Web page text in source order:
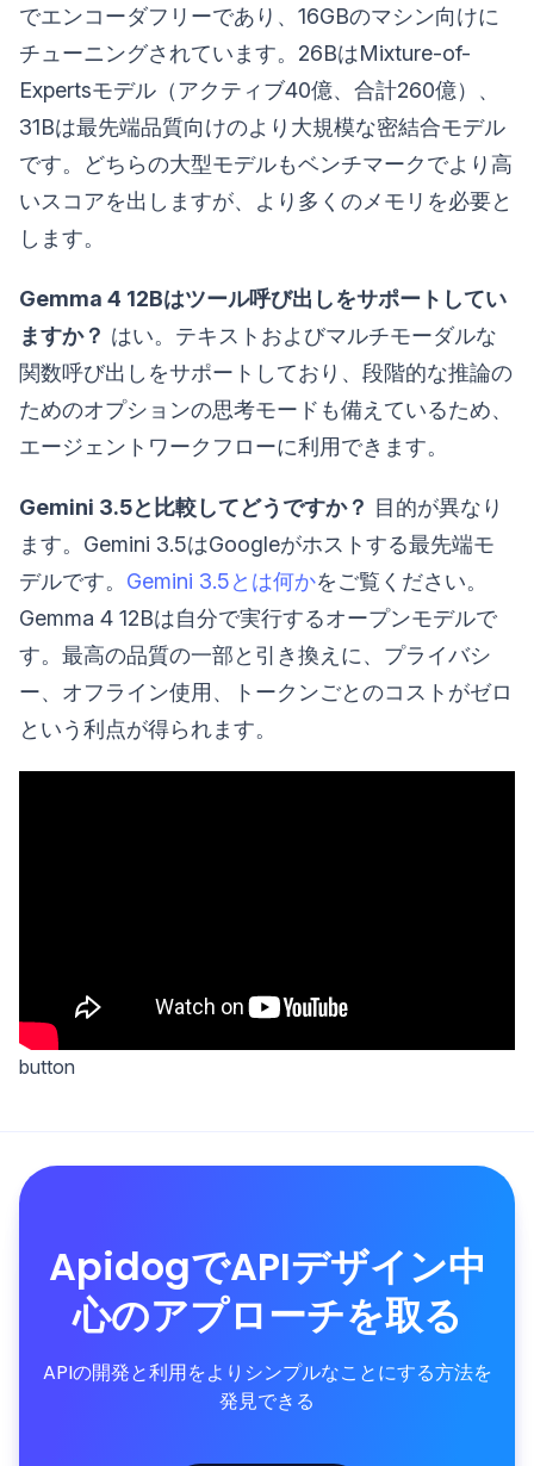
でエンコーダフリーであり、16GBのマシン向けに
チューニングされています。26BはMixture-of-
Expertsモデル（アクティブ40億、合計260億）、
31Bは最先端品質向けのより大規模な密結合モデル
です。どちらの大型モデルもベンチマークでより高
いスコアを出しますが、より多くのメモリを必要と
します。
Gemma 4 12Bはツール呼び出しをサポートしてい
ますか？ はい。テキストおよびマルチモーダルな
関数呼び出しをサポートしており、段階的な推論の
ためのオプションの思考モードも備えているため、
エージェントワークフローに利用できます。
Gemini 3.5と比較してどうですか？ 目的が異なり
ます。Gemini 3.5はGoogleがホストする最先端モ
デルです。 Gemini 3.5とは何かをご覧ください。
Gemma 4 12Bは自分で実行するオープンモデルで
す。最高の品質の一部と引き換えに、プライバシ
ー、オフライン使用、トークンごとのコストがゼロ
という利点が得られます。
button
ApidogでAPIデザイン中
心のアプローチを取る
APIの開発と利用をよりシンプルなことにする方法を
発見できる